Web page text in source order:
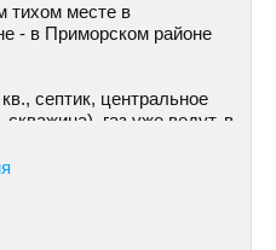
тихом месте в
- в Приморском районе
септик, центральное
газ уже ведут, в
подключение.